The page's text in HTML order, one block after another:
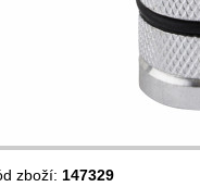
zboží: 147329